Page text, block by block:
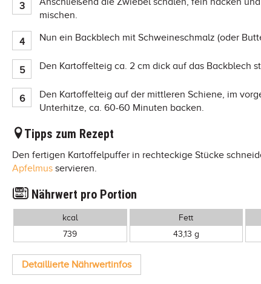
mischen.
Nun ein Backblech mit Schweineschmalz (oder
Den Kartoffelteig ca. 2 cm dick auf das Backblech
Den Kartoffelteig auf der mittleren Schiene, im
Unterhitze, ca. 60-60 Minuten backen.
Tipps zum Rezept
Den fertigen Kartoffelpuffer in rechteckige Stücke
Apfelmus servieren.
Nährwert pro Portion
kcal
739
Fett
43,13 g
Detaillierte Nährwertinfos